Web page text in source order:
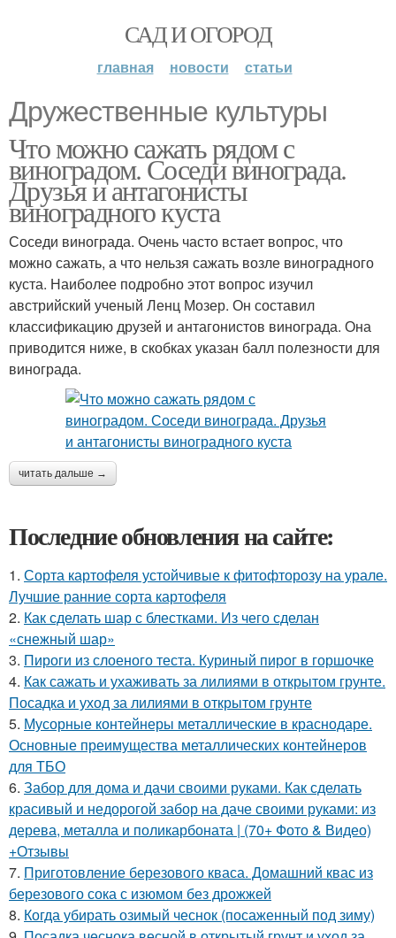
САД И ОГОРОД
главная новости статьи
Дружественные культуры
Что можно сажать рядом с
виноградом. Соседи винограда.
Друзья и антагонисты
виноградного куста
Соседи винограда. Очень часто встает вопрос, что
можно сажать, а что нельзя сажать возле виноградного
куста. Наиболее подробно этот вопрос изучил
австрийский ученый Ленц Мозер. Он составил
классификацию друзей и антагонистов винограда. Она
приводится ниже, в скобках указан балл полезности для
винограда.
читать дальше →
Последние обновления на сайте:
1. Сорта картофеля устойчивые к фитофторозу на урале.
Лучшие ранние сорта картофеля
2. Как сделать шар с блестками. Из чего сделан
«снежный шар»
3. Пироги из слоеного теста. Куриный пирог в горшочке
4. Как сажать и ухаживать за лилиями в открытом грунте.
Посадка и уход за лилиями в открытом грунте
5. Мусорные контейнеры металлические в краснодаре.
Основные преимущества металлических контейнеров
для ТБО
6. Забор для дома и дачи своими руками. Как сделать
красивый и недорогой забор на даче своими руками: из
дерева, металла и поликарбоната | (70+ Фото & Видео)
+Отзывы
7. Приготовление березового кваса. Домашний квас из
березового сока с изюмом без дрожжей
8. Когда убирать озимый чеснок (посаженный под зиму)